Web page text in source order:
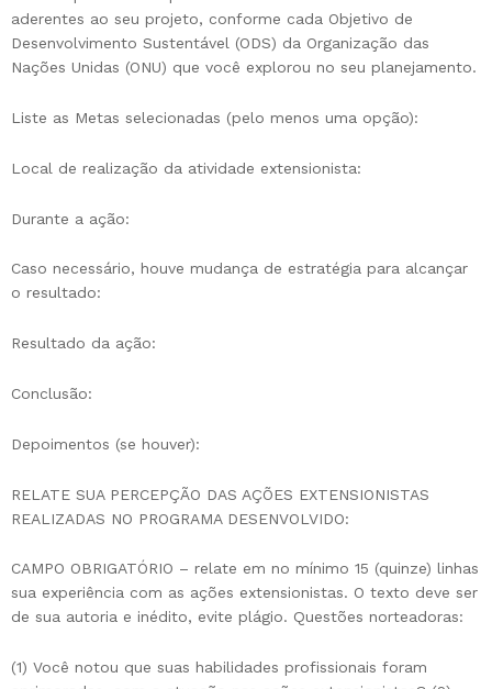
aderentes ao seu projeto, conforme cada Objetivo de
Desenvolvimento Sustentável (ODS) da Organização das
Nações Unidas (ONU) que você explorou no seu planejamento.
Liste as Metas selecionadas (pelo menos uma opção):
Local de realização da atividade extensionista:
Durante a ação:
Caso necessário, houve mudança de estratégia para alcançar
o resultado:
Resultado da ação:
Conclusão:
Depoimentos (se houver):
RELATE SUA PERCEPÇÃO DAS AÇÕES EXTENSIONISTAS
REALIZADAS NO PROGRAMA DESENVOLVIDO:
CAMPO OBRIGATÓRIO – relate em no mínimo 15 (quinze) linhas
sua experiência com as ações extensionistas. O texto deve ser
de sua autoria e inédito, evite plágio. Questões norteadoras:
(1) Você notou que suas habilidades profissionais foram